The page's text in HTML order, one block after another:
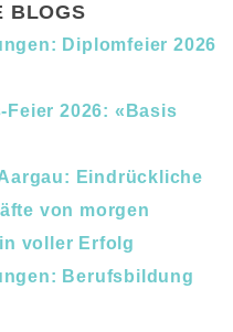
BLOGS
Diplomfeier 2026
Feier 2026: «Basis
Eindrückliche
von morgen
voller Erfolg
Berufsbildung